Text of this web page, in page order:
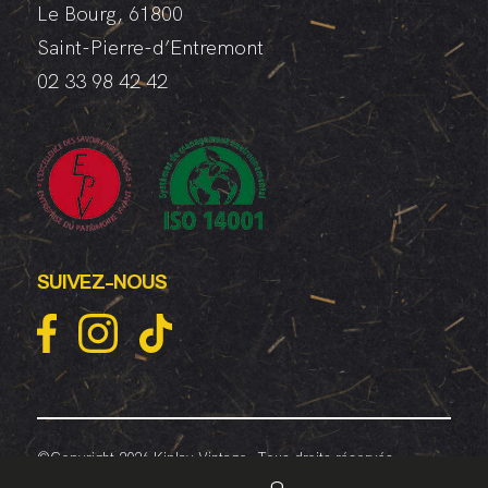
Le Bourg, 61800
Saint-Pierre-d’Entremont
02 33 98 42 42
SUIVEZ-NOUS
©Copyright 2026 Kiplay Vintage. Tous droits réservés